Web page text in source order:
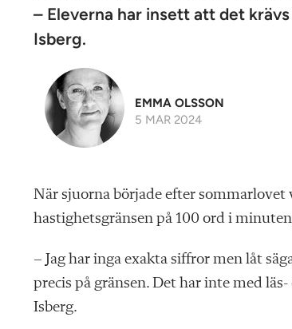
– Eleverna har insett att det
Isberg.
EMMA OLSSON
5 MAR 2024
När sjuorna började efter sommarlovet
hastighetsgränsen på 100 ord i
– Jag har inga exakta siffror men låt
precis på gränsen. Det har inte med
Isberg.